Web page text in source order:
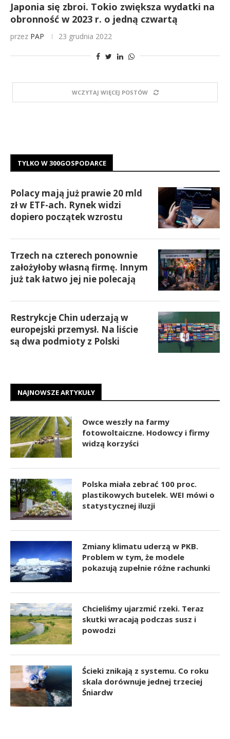
Japonia się zbroi. Tokio zwiększa wydatki na
obronność w 2023 r. o jedną czwartą
przez PAP 23 grudnia 2022
WCZYTAJ WIĘCEJ POSTÓW
TYLKO W 300GOSPODARCE
Polacy mają już prawie 20 mld
zł w ETF-ach. Rynek widzi
dopiero początek wzrostu
Trzech na czterech ponownie
założyłoby własną firmę. Innym
już tak łatwo jej nie polecają
Restrykcje Chin uderzają w
europejski przemysł. Na liście
są dwa podmioty z Polski
NAJNOWSZE ARTYKUŁY
Owce weszły na farmy
fotowoltaiczne. Hodowcy i firmy
widzą korzyści
Polska miała zebrać 100 proc.
plastikowych butelek. WEI mówi o
statystycznej iluzji
Zmiany klimatu uderzą w PKB.
Problem w tym, że modele
pokazują zupełnie różne rachunki
Chcieliśmy ujarzmić rzeki. Teraz
skutki wracają podczas susz i
powodzi
Ścieki znikają z systemu. Co roku
skala dorównuje jednej trzeciej
Śniardw